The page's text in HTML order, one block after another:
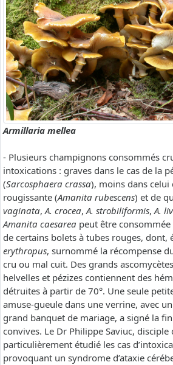
Armillaria mellea
- Plusieurs champignons consommés
intoxications : graves dans le cas de la
(Sarcosphaera crassa), moins dans celui
rougissante (Amanita rubescens) et de
vaginata,A. crocea, A. strobiliformis,A.
Amanita caesarea peut être consommée
de certains bolets à tubes rouges, dont,
erythropus, surnommé la récompense
cru ou mal cuit. Des grands
helvelles et pézizes contiennent des
détruites à partir de 70°. Une seule
amuse-gueule dans une verrine, avec
grand banquet de mariage, a signé la
convives. Le Dr Philippe Saviuc,
particulièrement étudié les cas
provoquant un syndrome d’ataxie